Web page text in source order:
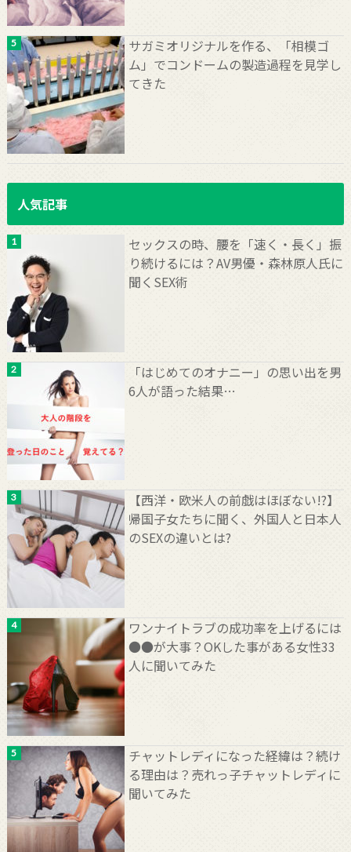
サガミオリジナルを作る、「相模ゴ
ム」でコンドームの製造過程を見学し
てきた
人気記事
セックスの時、腰を「速く・長く」振
り続けるには？AV男優・森林原人氏に
聞くSEX術
「はじめてのオナニー」の思い出を男
6人が語った結果…
【西洋・欧米人の前戯はほぼない!?】
帰国子女たちに聞く、外国人と日本人
のSEXの違いとは?
ワンナイトラブの成功率を上げるには
●●が大事？OKした事がある女性33
人に聞いてみた
チャットレディになった経緯は？続け
る理由は？売れっ子チャットレディに
聞いてみた